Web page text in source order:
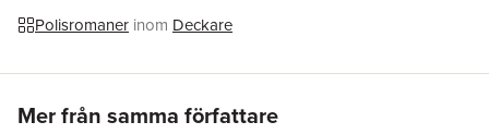
Polisromaner inom Deckare
Mer från samma författare